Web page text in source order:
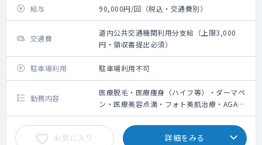
給与 90,000円/回（税込・交通費別）
交通費
道内公共交通機関利用分支給（上限3,000
円・領収書提出必須）
駐車場利用 駐車場利用不可
勤務内容
医療脱毛・医療痩身（ハイフ等）・ダーマペ
ン・医療美容点滴・フォト美肌治療・AGA治
療の問診業務、施術によるやけど等の診察
お気に入り 詳細をみる